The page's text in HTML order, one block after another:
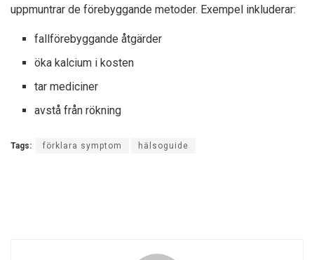
uppmuntrar de förebyggande metoder. Exempel inkluderar:
fallförebyggande åtgärder
öka kalcium i kosten
tar mediciner
avstå från rökning
Tags: förklara symptom hälsoguide